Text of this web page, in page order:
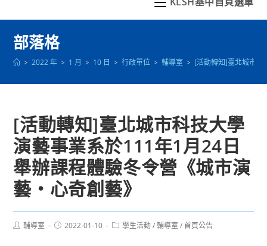
部落格
> 2022 年 > 1 月 > 10 日 > 行政單位 > 輔導室 > [活動轉知]臺北城市
[活動轉知]臺北城市科技大學
演藝事業系於111年1月24日
舉辦課程體驗冬令營《城市演
藝‧心奇創藝》
Post輔導室
Post2022-01-10
Post學生活動 / 輔導室 / 首頁公告